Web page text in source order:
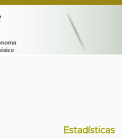
Estadísticas